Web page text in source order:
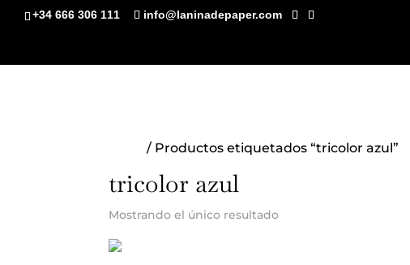
+34 666 306 111 info@laninadepaper.com
/ Productos etiquetados “tricolor azul”
tricolor azul
Mostrando el único resultado